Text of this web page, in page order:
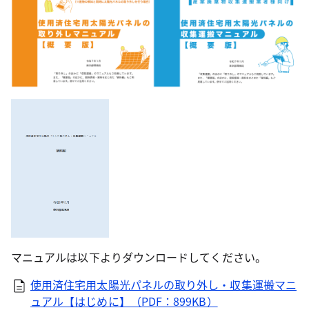
マニュアルは以下よりダウンロードしてください。
使用済住宅用太陽光パネルの取り外し・収集運搬マニ
ュアル【はじめに】（PDF：899KB）